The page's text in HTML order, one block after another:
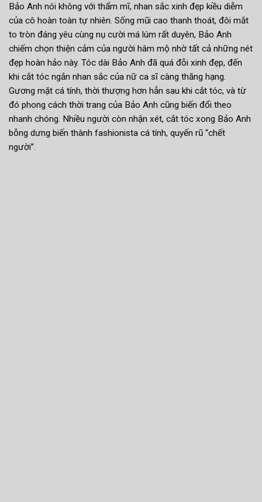
Bảo Anh nói không với thẩm mĩ, nhan sắc xinh đẹp kiều diễm
của cô hoàn toàn tự nhiên. Sống mũi cao thanh thoát, đôi mắt
to tròn đáng yêu cùng nụ cười má lúm rất duyên, Bảo Anh
chiếm chọn thiện cảm của người hâm mộ nhờ tất cả những nét
đẹp hoàn hảo này. Tóc dài Bảo Anh đã quá đỗi xinh đẹp, đến
khi cắt tóc ngắn nhan sắc của nữ ca sĩ càng thăng hạng.
Gương mặt cá tính, thời thượng hơn hẳn sau khi cắt tóc, và từ
đó phong cách thời trang của Bảo Anh cũng biến đổi theo
nhanh chóng. Nhiều người còn nhận xét, cắt tóc xong Bảo Anh
bỗng dưng biến thành fashionista cá tính, quyến rũ “chết
người”.